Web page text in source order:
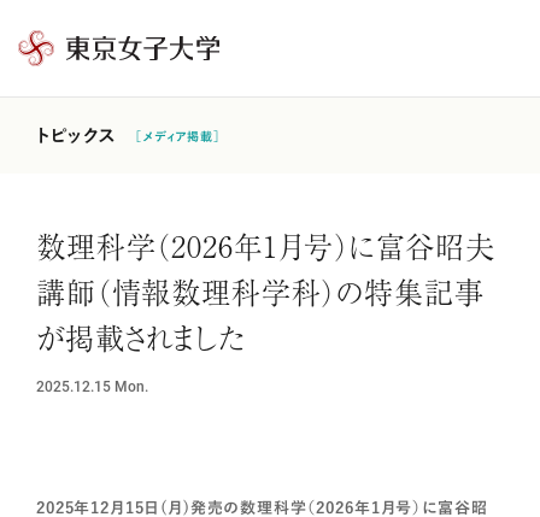
東
トピックス ［メディア掲載］
数理科学（2026年1月号）に富谷昭夫
講師（情報数理科学科）の特集記事
が掲載されました
2025.12.15 Mon.
2025年12月15日(月)発売の数理科学（2026年1月号）に富谷昭